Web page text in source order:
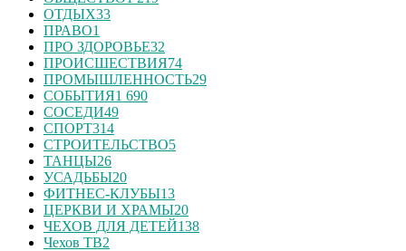
ОТДЫХ33
ПРАВО1
ПРО ЗДОРОВЬЕ32
ПРОИСШЕСТВИЯ74
ПРОМЫШЛЕННОСТЬ29
СОБЫТИЯ1 690
СОСЕДИ49
СПОРТ314
СТРОИТЕЛЬСТВО5
ТАНЦЫ26
УСАДЬБЫ20
ФИТНЕС-КЛУБЫ13
ЦЕРКВИ И ХРАМЫ20
ЧЕХОВ ДЛЯ ДЕТЕЙ138
Чехов ТВ2